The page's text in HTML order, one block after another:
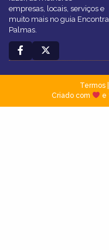
empresas, locais, serviços e
muito mais no guia Encontra
Palmas.
Termos|
Criado com
e